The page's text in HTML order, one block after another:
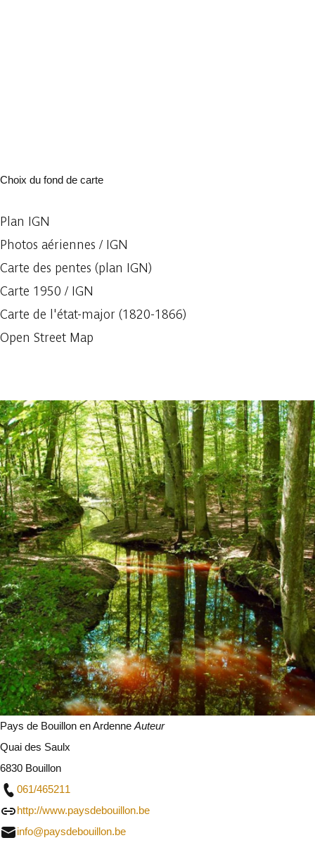
Choix du fond de carte
Plan IGN
Photos aériennes / IGN
Carte des pentes (plan IGN)
Carte 1950 / IGN
Carte de l'état-major (1820-1866)
Open Street Map
Pays de Bouillon en Ardenne Auteur
Quai des Saulx
6830 Bouillon
061/465211
http://www.paysdebouillon.be
info@paysdebouillon.be